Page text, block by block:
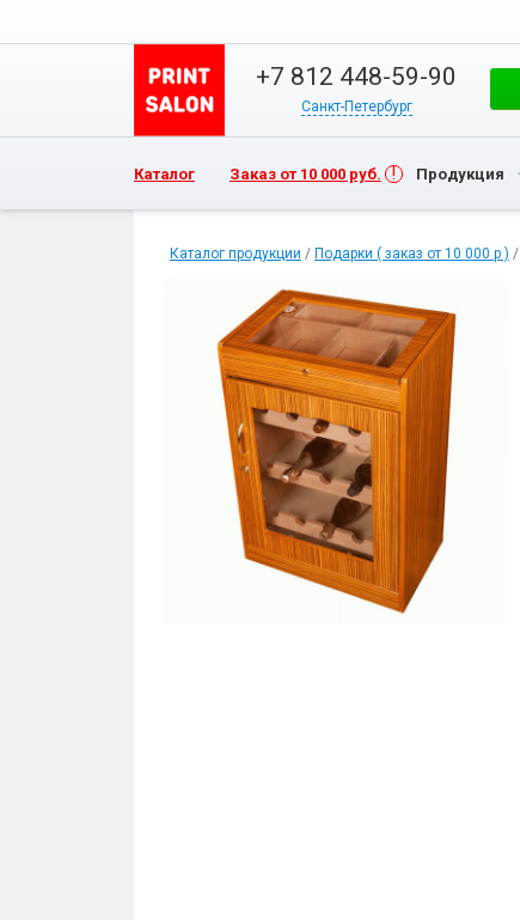
+7 812 448-59-90
Санкт-Петербург
Каталог Заказ от 10 000 руб. Продукция
Каталог продукции / Подарки ( заказ от 10 000 р ) /